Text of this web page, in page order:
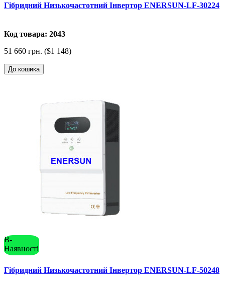
Гібридний Низькочастотний Інвертор ENERSUN-LF-30224
Код товара: 2043
51 660 грн. ($1 148)
До кошика
В-
Наявності
Гібридний Низькочастотний Інвертор ENERSUN-LF-50248